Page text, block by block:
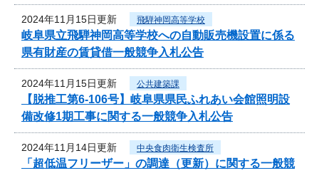
2024年11月15日更新 飛騨神岡高等学校
岐阜県立飛騨神岡高等学校への自動販売機設置に係る
県有財産の賃貸借一般競争入札公告
2024年11月15日更新 公共建築課
【脱推工第6-106号】岐阜県県民ふれあい会館照明設
備改修1期工事に関する一般競争入札公告
2024年11月14日更新 中央食肉衛生検査所
「超低温フリーザー」の調達（更新）に関する一般競